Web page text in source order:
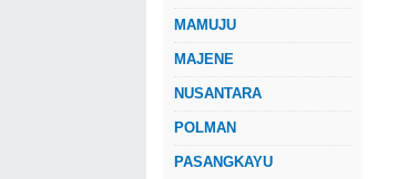
MAMUJU
MAJENE
NUSANTARA
POLMAN
PASANGKAYU